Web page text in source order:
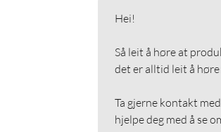
Hei!
Så leit å høre at
det er alltid leit å
Ta gjerne kontakt
hjelpe deg med å se